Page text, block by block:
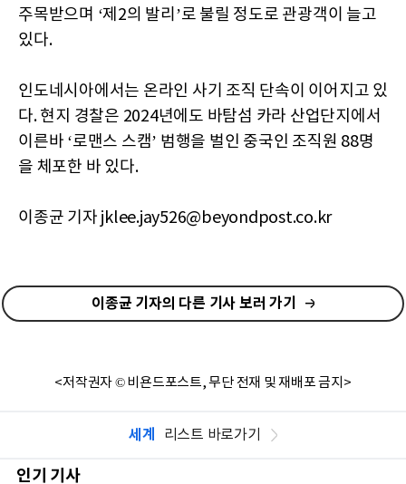
주목받으며 ‘제2의 발리’로 불릴 정도로 관광객이 늘고
있다.
인도네시아에서는 온라인 사기 조직 단속이 이어지고 있
다. 현지 경찰은 2024년에도 바탐섬 카라 산업단지에서
이른바 ‘로맨스 스캠’ 범행을 벌인 중국인 조직원 88명
을 체포한 바 있다.
이종균 기자 jklee.jay526@beyondpost.co.kr
이종균 기자의 다른 기사 보러 가기
<저작권자 © 비욘드포스트, 무단 전재 및 재배포 금지>
세계 리스트 바로가기
인기 기사